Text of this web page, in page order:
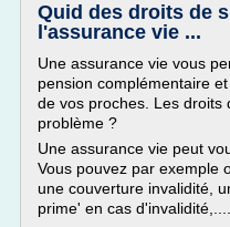
Quid des droits de
l'assurance vie ...
Une assurance vie vous
pension complémentaire
de vos proches. Les droits
problème ?
Une assurance vie peut
Vous pouvez par exemple
une couverture invalidité,
prime' en cas d'invalidité,......